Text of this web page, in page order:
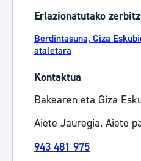
Erlazionatutako
Berdintasuna, Giza
ataletara
Kontaktua
Bakearen eta Giza
Aiete Jauregia. Aiete
943 481 975